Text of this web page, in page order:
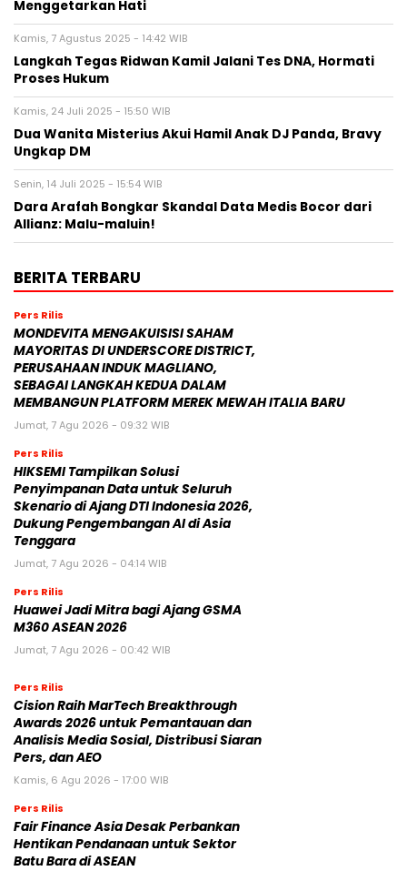
Menggetarkan Hati
Kamis, 7 Agustus 2025 - 14:42 WIB
Langkah Tegas Ridwan Kamil Jalani Tes DNA, Hormati
Proses Hukum
Kamis, 24 Juli 2025 - 15:50 WIB
Dua Wanita Misterius Akui Hamil Anak DJ Panda, Bravy
Ungkap DM
Senin, 14 Juli 2025 - 15:54 WIB
Dara Arafah Bongkar Skandal Data Medis Bocor dari
Allianz: Malu-maluin!
BERITA TERBARU
Pers Rilis
MONDEVITA MENGAKUISISI SAHAM
MAYORITAS DI UNDERSCORE DISTRICT,
PERUSAHAAN INDUK MAGLIANO,
SEBAGAI LANGKAH KEDUA DALAM
MEMBANGUN PLATFORM MEREK MEWAH ITALIA BARU
Jumat, 7 Agu 2026 - 09:32 WIB
Pers Rilis
HIKSEMI Tampilkan Solusi
Penyimpanan Data untuk Seluruh
Skenario di Ajang DTI Indonesia 2026,
Dukung Pengembangan AI di Asia
Tenggara
Jumat, 7 Agu 2026 - 04:14 WIB
Pers Rilis
Huawei Jadi Mitra bagi Ajang GSMA
M360 ASEAN 2026
Jumat, 7 Agu 2026 - 00:42 WIB
Pers Rilis
Cision Raih MarTech Breakthrough
Awards 2026 untuk Pemantauan dan
Analisis Media Sosial, Distribusi Siaran
Pers, dan AEO
Kamis, 6 Agu 2026 - 17:00 WIB
Pers Rilis
Fair Finance Asia Desak Perbankan
Hentikan Pendanaan untuk Sektor
Batu Bara di ASEAN